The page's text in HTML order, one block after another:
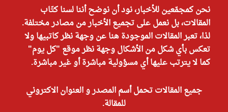
نحن كمجمّعين للأخبار، نود أن نوضح أننا لسنا كتّاب
المقالات، بل نعمل على تجميع الأخبار من مصادر مختلفة.
لذا، تعبر المقالات الموجودة هنا عن وجهة نظر كاتبيها ولا
تعكس بأي شكل من الأشكال وجهة نظر موقع "كل يوم"
كما لا يترتب عليها أي مسؤولية مباشرة أو غير مباشرة.
جميع المقالات تحمل أسم المصدر و العنوان الاكتروني
للمقالة.